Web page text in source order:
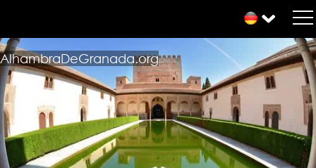
AlhambraDeGranada.org